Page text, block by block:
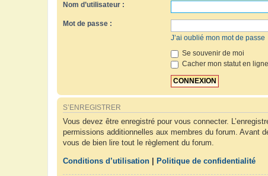
Nom d’utilisateur :
Mot de passe :
J’ai oublié mon mot de passe
Se souvenir de moi
Cacher mon statut en
S’ENREGISTRER
Vous devez être enregistré pour vous connecter.
permissions additionnelles aux membres du forum. Avant
vous de bien lire tout le règlement du forum.
Conditions d’utilisation Politique de confidentialité